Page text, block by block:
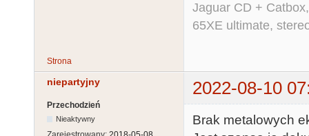
Jaguar CD +
65XE ultimate,
Strona
niepartyjny 2022-08-10
Przechodzień
Nieaktywny
Brak metalowych